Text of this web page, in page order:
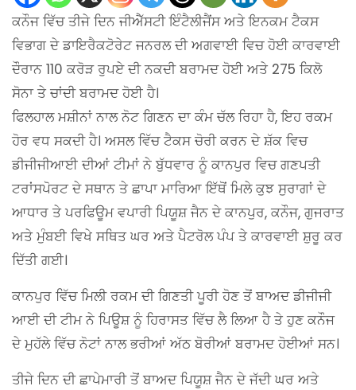
ਕਨੌਜ ਵਿੱਚ ਤੀਜੇ ਦਿਨ ਜੀਐੱਸਟੀ ਇੰਟੈਲੀਜੈਂਸ ਅਤੇ ਇਨਕਮ ਟੈਕਸ
ਵਿਭਾਗ ਦੇ ਡਾਇਰੈਕਟੋਰੇਟ ਜਨਰਲ ਦੀ ਅਗਵਾਈ ਵਿਚ ਹੋਈ ਕਾਰਵਾਈ
ਦੌਰਾਨ 110 ਕਰੋੜ ਰੁਪਏ ਦੀ ਨਕਦੀ ਬਰਾਮਦ ਹੋਈ ਅਤੇ 275 ਕਿਲੋ
ਸੋਨਾ ਤੇ ਚਾਂਦੀ ਬਰਾਮਦ ਹੋਈ ਹੈ।
ਫਿਲਹਾਲ ਮਸ਼ੀਨਾਂ ਨਾਲ ਨੋਟ ਗਿਣਨ ਦਾ ਕੰਮ ਚੱਲ ਰਿਹਾ ਹੈ, ਇਹ ਰਕਮ
ਹੋਰ ਵਧ ਸਕਦੀ ਹੈ। ਅਸਲ ਵਿੱਚ ਟੈਕਸ ਚੋਰੀ ਕਰਨ ਦੇ ਸ਼ੱਕ ਵਿਚ
ਡੀਜੀਜੀਆਈ ਦੀਆਂ ਟੀਮਾਂ ਨੇ ਬੁੱਧਵਾਰ ਨੂੰ ਕਾਨਪੁਰ ਵਿਚ ਗਣਪਤੀ
ਟਰਾਂਸਪੋਰਟ ਦੇ ਸਥਾਨ ਤੇ ਛਾਪਾ ਮਾਰਿਆ ਇੱਥੋਂ ਮਿਲੇ ਕੁਝ ਸੁਰਾਗਾਂ ਦੇ
ਆਧਾਰ ਤੇ ਪਰਫਿਊਮ ਵਪਾਰੀ ਪਿਯੂਸ਼ ਜੈਨ ਦੇ ਕਾਨਪੁਰ, ਕਨੌਜ, ਗੁਜਰਾਤ
ਅਤੇ ਮੁੰਬਈ ਵਿਖੇ ਸਥਿਤ ਘਰ ਅਤੇ ਪੈਟਰੋਲ ਪੰਪ ਤੇ ਕਾਰਵਾਈ ਸ਼ੁਰੂ ਕਰ
ਦਿੱਤੀ ਗਈ।
ਕਾਨਪੁਰ ਵਿੱਚ ਮਿਲੀ ਰਕਮ ਦੀ ਗਿਣਤੀ ਪੂਰੀ ਹੋਣ ਤੋਂ ਬਾਅਦ ਡੀਜੀਜੀ
ਆਈ ਦੀ ਟੀਮ ਨੇ ਪਿਊਸ਼ ਨੂੰ ਹਿਰਾਸਤ ਵਿੱਚ ਲੈ ਲਿਆ ਹੈ ਤੇ ਹੁਣ ਕਨੌਜ
ਦੇ ਮੁਹੱਲੇ ਵਿੱਚ ਨੋਟਾਂ ਨਾਲ ਭਰੀਆਂ ਅੱਠ ਬੋਰੀਆਂ ਬਰਾਮਦ ਹੋਈਆਂ ਸਨ।
ਤੀਜੇ ਦਿਨ ਦੀ ਛਾਪੇਮਾਰੀ ਤੋਂ ਬਾਅਦ ਪਿਯੂਸ਼ ਜੈਨ ਦੇ ਜੱਦੀ ਘਰ ਅਤੇ